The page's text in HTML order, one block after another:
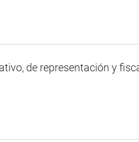
de representación y